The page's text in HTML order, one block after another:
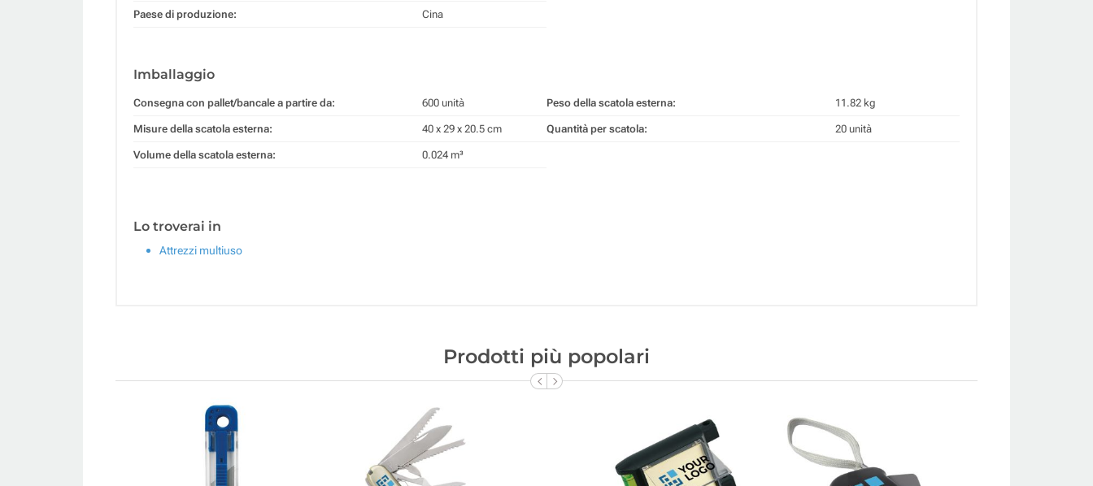
Paese di produzione: Cina
Imballaggio
Consegna con pallet/bancale a partire da: 600 unità
Misure della scatola esterna: 40 x 29 x 20.5 cm
Volume della scatola esterna: 0.024 m³
Peso della scatola esterna: 11.82 kg
Quantità per scatola: 20 unità
Lo troverai in
Attrezzi multiuso
Prodotti più popolari